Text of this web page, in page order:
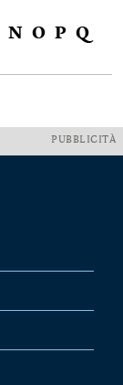
N O P Q
PUBBLICITÀ